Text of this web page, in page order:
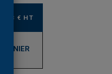
27,13 € HT
PANIER